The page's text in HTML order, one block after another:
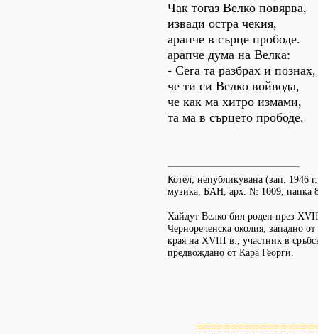
Чак тогаз Велко повярва,
извади остра чекия,
арапче в сърце прободе.
арапче дума на Велка:
- Сега та разбрах и познах,
че ти си Велко войвода,
че как ма хитро измами,
та ма в сърцето прободе.
Котел; непубликувана (зап. 1946
музика, БАН, арх. № 1009, папка
Хайдут Велко бил роден през
Чернореченска околия, западно
края на XVIII в., участник в
предвождано от Кара Георги.